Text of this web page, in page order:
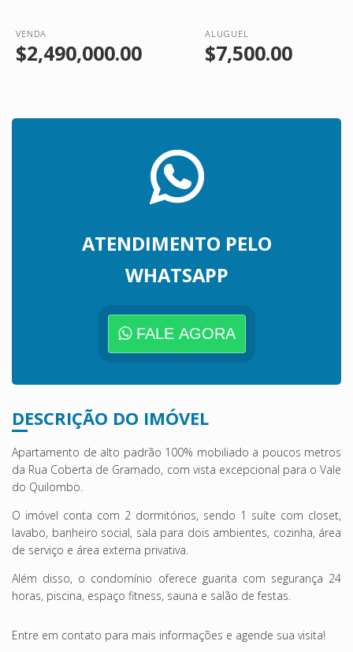
VENDA
$2,490,000.00
ALUGUEL
$7,500.00
ATENDIMENTO PELO
WHATSAPP
FALE AGORA
DESCRIÇÃO DO IMÓVEL
Apartamento de alto padrão 100% mobiliado a poucos metros
da Rua Coberta de Gramado, com vista excepcional para oVale
do Quilombo
O imóvel conta com 2 dormitórios, sendo 1 suíte com closet,
lavabo, banheiro social, sala para dois ambientes, cozinha, área
de serviço e área externa privativa.
Além disso, o condomínio oferece guarita com segurança 24
horas, piscina, espaço fitness, sauna e salão de festas.
Entre em contato para mais informações e agende sua visita!